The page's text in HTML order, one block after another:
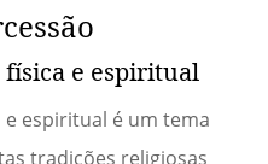
e espiritual
espiritual é um tema
tradições religiosas